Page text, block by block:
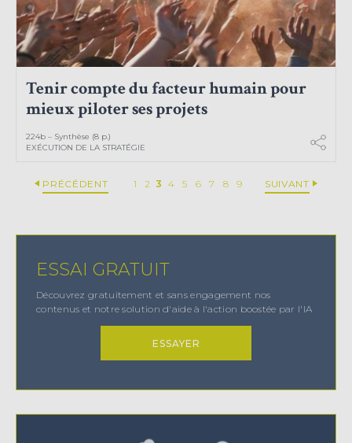
Tenir compte du facteur humain pour
mieux piloter ses projets
224b – Synthèse (8 p.)
EXÉCUTION DE LA STRATÉGIE
PRÉCÉDENT 1 2 3 4 5 6 7 8 9 SUIVANT
ESSAI GRATUIT
Découvrez gratuitement et sans engagement nos
contenus et notre solution d'aide à l'action boostée par l'IA
ESSAYER